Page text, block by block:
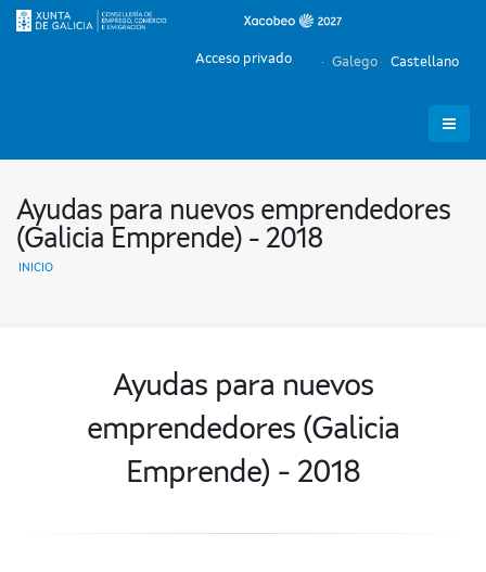
Galego Castellano
Acceso privado
Ayudas para nuevos emprendedores
(Galicia Emprende) - 2018
INICIO
Ayudas para nuevos
emprendedores (Galicia
Emprende) - 2018